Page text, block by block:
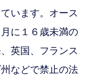
います。オース
に１６歳未満の
英国、フランス
などで禁止の法